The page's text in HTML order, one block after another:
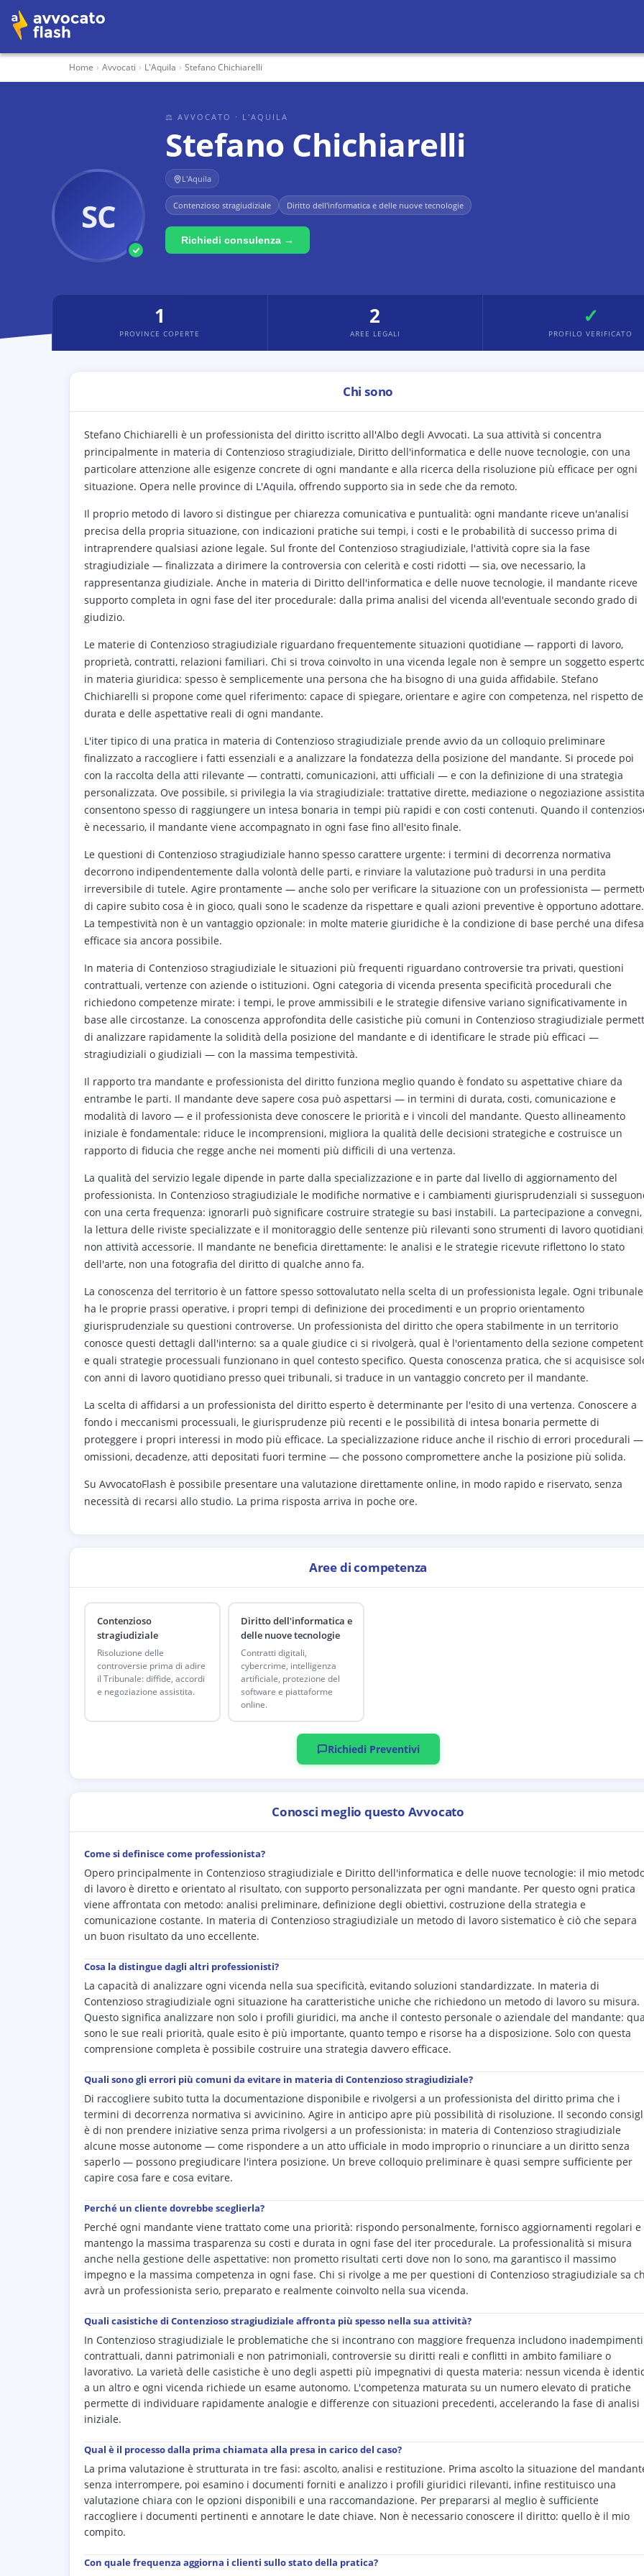
Home › Avvocati › L'Aquila › Stefano Chichiarelli
SC
⚖ AVVOCATO · L'AQUILA
Stefano Chichiarelli
L'Aquila
Contenzioso stragiudiziale Diritto dell'informatica e delle nuove tecnologie
Richiedi consulenza →
1
PROVINCE COPERTE
2
AREE LEGALI
✓
PROFILO VERIFICATO
Chi sono
Stefano Chichiarelli è un professionista del diritto iscritto all'Albo degli Avvocati. La sua attività si concentra
principalmente in materia di Contenzioso stragiudiziale, Diritto dell'informatica e delle nuove tecnologie, con una
particolare attenzione alle esigenze concrete di ogni mandante e alla ricerca della risoluzione più efficace per ogni
situazione. Opera nelle province di L'Aquila, offrendo supporto sia in sede che da remoto.
Il proprio metodo di lavoro si distingue per chiarezza comunicativa e puntualità: ogni mandante riceve un'analisi
precisa della propria situazione, con indicazioni pratiche sui tempi, i costi e le probabilità di successo prima di
intraprendere qualsiasi azione legale. Sul fronte del Contenzioso stragiudiziale, l'attività copre sia la fase
stragiudiziale — finalizzata a dirimere la controversia con celerità e costi ridotti — sia, ove necessario, la
rappresentanza giudiziale. Anche in materia di Diritto dell'informatica e delle nuove tecnologie, il mandante riceve
supporto completa in ogni fase del iter procedurale: dalla prima analisi del vicenda all'eventuale secondo grado di
giudizio.
Le materie di Contenzioso stragiudiziale riguardano frequentemente situazioni quotidiane — rapporti di lavoro,
proprietà, contratti, relazioni familiari. Chi si trova coinvolto in una vicenda legale non è sempre un soggetto
in materia giuridica: spesso è semplicemente una persona che ha bisogno di una guida affidabile. Stefano
Chichiarelli si propone come quel riferimento: capace di spiegare, orientare e agire con competenza, nel rispetto
durata e delle aspettative reali di ogni mandante.
L'iter tipico di una pratica in materia di Contenzioso stragiudiziale prende avvio da un colloquio preliminare
finalizzato a raccogliere i fatti essenziali e a analizzare la fondatezza della posizione del mandante. Si procede poi
con la raccolta della atti rilevante — contratti, comunicazioni, atti ufficiali — e con la definizione di una strategia
personalizzata. Ove possibile, si privilegia la via stragiudiziale: trattative dirette, mediazione o negoziazione assistita
consentono spesso di raggiungere un intesa bonaria in tempi più rapidi e con costi contenuti. Quando il
è necessario, il mandante viene accompagnato in ogni fase fino all'esito finale.
Le questioni di Contenzioso stragiudiziale hanno spesso carattere urgente: i termini di decorrenza normativa
decorrono indipendentemente dalla volontà delle parti, e rinviare la valutazione può tradursi in una perdita
irreversibile di tutele. Agire prontamente — anche solo per verificare la situazione con un professionista —
di capire subito cosa è in gioco, quali sono le scadenze da rispettare e quali azioni preventive è opportuno adottare.
La tempestività non è un vantaggio opzionale: in molte materie giuridiche è la condizione di base perché una difesa
efficace sia ancora possibile.
In materia di Contenzioso stragiudiziale le situazioni più frequenti riguardano controversie tra privati, questioni
contrattuali, vertenze con aziende o istituzioni. Ogni categoria di vicenda presenta specificità procedurali che
richiedono competenze mirate: i tempi, le prove ammissibili e le strategie difensive variano significativamente in
base alle circostanze. La conoscenza approfondita delle casistiche più comuni in Contenzioso stragiudiziale
di analizzare rapidamente la solidità della posizione del mandante e di identificare le strade più efficaci —
stragiudiziali o giudiziali — con la massima tempestività.
Il rapporto tra mandante e professionista del diritto funziona meglio quando è fondato su aspettative chiare da
entrambe le parti. Il mandante deve sapere cosa può aspettarsi — in termini di durata, costi, comunicazione e
modalità di lavoro — e il professionista deve conoscere le priorità e i vincoli del mandante. Questo allineamento
iniziale è fondamentale: riduce le incomprensioni, migliora la qualità delle decisioni strategiche e costruisce un
rapporto di fiducia che regge anche nei momenti più difficili di una vertenza.
La qualità del servizio legale dipende in parte dalla specializzazione e in parte dal livello di aggiornamento del
professionista. In Contenzioso stragiudiziale le modifiche normative e i cambiamenti giurisprudenziali si
con una certa frequenza: ignorarli può significare costruire strategie su basi instabili. La partecipazione a convegni,
la lettura delle riviste specializzate e il monitoraggio delle sentenze più rilevanti sono strumenti di lavoro
non attività accessorie. Il mandante ne beneficia direttamente: le analisi e le strategie ricevute riflettono lo stato
dell'arte, non una fotografia del diritto di qualche anno fa.
La conoscenza del territorio è un fattore spesso sottovalutato nella scelta di un professionista legale. Ogni tribunale
ha le proprie prassi operative, i propri tempi di definizione dei procedimenti e un proprio orientamento
giurisprudenziale su questioni controverse. Un professionista del diritto che opera stabilmente in un territorio
conosce questi dettagli dall'interno: sa a quale giudice ci si rivolgerà, qual è l'orientamento della sezione
e quali strategie processuali funzionano in quel contesto specifico. Questa conoscenza pratica, che si acquisisce
con anni di lavoro quotidiano presso quei tribunali, si traduce in un vantaggio concreto per il mandante.
La scelta di affidarsi a un professionista del diritto esperto è determinante per l'esito di una vertenza. Conoscere a
fondo i meccanismi processuali, le giurisprudenze più recenti e le possibilità di intesa bonaria permette di
proteggere i propri interessi in modo più efficace. La specializzazione riduce anche il rischio di errori procedurali —
omissioni, decadenze, atti depositati fuori termine — che possono compromettere anche la posizione più solida.
Su AvvocatoFlash è possibile presentare una valutazione direttamente online, in modo rapido e riservato, senza
necessità di recarsi allo studio. La prima risposta arriva in poche ore.
Aree di competenza
Contenzioso
stragiudiziale
Risoluzione delle
controversie prima di adire
il Tribunale: diffide, accordi
e negoziazione assistita.
Diritto dell'informatica e
delle nuove tecnologie
Contratti digitali,
cybercrime, intelligenza
artificiale, protezione del
software e piattaforme
online.
Richiedi Preventivi
Conosci meglio questo Avvocato
Come si definisce come professionista?
Opero principalmente in Contenzioso stragiudiziale e Diritto dell'informatica e delle nuove tecnologie: il mio
di lavoro è diretto e orientato al risultato, con supporto personalizzata per ogni mandante. Per questo ogni pratica
viene affrontata con metodo: analisi preliminare, definizione degli obiettivi, costruzione della strategia e
comunicazione costante. In materia di Contenzioso stragiudiziale un metodo di lavoro sistematico è ciò che separa
un buon risultato da uno eccellente.
Cosa la distingue dagli altri professionisti?
La capacità di analizzare ogni vicenda nella sua specificità, evitando soluzioni standardizzate. In materia di
Contenzioso stragiudiziale ogni situazione ha caratteristiche uniche che richiedono un metodo di lavoro su misura.
Questo significa analizzare non solo i profili giuridici, ma anche il contesto personale o aziendale del mandante:
sono le sue reali priorità, quale esito è più importante, quanto tempo e risorse ha a disposizione. Solo con questa
comprensione completa è possibile costruire una strategia davvero efficace.
Quali sono gli errori più comuni da evitare in materia di Contenzioso stragiudiziale?
Di raccogliere subito tutta la documentazione disponibile e rivolgersi a un professionista del diritto prima che i
termini di decorrenza normativa si avvicinino. Agire in anticipo apre più possibilità di risoluzione. Il secondo
è di non prendere iniziative senza prima rivolgersi a un professionista: in materia di Contenzioso stragiudiziale
alcune mosse autonome — come rispondere a un atto ufficiale in modo improprio o rinunciare a un diritto senza
saperlo — possono pregiudicare l'intera posizione. Un breve colloquio preliminare è quasi sempre sufficiente per
capire cosa fare e cosa evitare.
Perché un cliente dovrebbe sceglierla?
Perché ogni mandante viene trattato come una priorità: rispondo personalmente, fornisco aggiornamenti regolari e
mantengo la massima trasparenza su costi e durata in ogni fase del iter procedurale. La professionalità si misura
anche nella gestione delle aspettative: non prometto risultati certi dove non lo sono, ma garantisco il massimo
impegno e la massima competenza in ogni fase. Chi si rivolge a me per questioni di Contenzioso stragiudiziale sa
avrà un professionista serio, preparato e realmente coinvolto nella sua vicenda.
Quali casistiche di Contenzioso stragiudiziale affronta più spesso nella sua attività?
In Contenzioso stragiudiziale le problematiche che si incontrano con maggiore frequenza includono inadempimenti
contrattuali, danni patrimoniali e non patrimoniali, controversie su diritti reali e conflitti in ambito familiare o
lavorativo. La varietà delle casistiche è uno degli aspetti più impegnativi di questa materia: nessun vicenda è
a un altro e ogni vicenda richiede un esame autonomo. L'competenza maturata su un numero elevato di pratiche
permette di individuare rapidamente analogie e differenze con situazioni precedenti, accelerando la fase di analisi
iniziale.
Qual è il processo dalla prima chiamata alla presa in carico del caso?
La prima valutazione è strutturata in tre fasi: ascolto, analisi e restituzione. Prima ascolto la situazione del
senza interrompere, poi esamino i documenti forniti e analizzo i profili giuridici rilevanti, infine restituisco una
valutazione chiara con le opzioni disponibili e una raccomandazione. Per prepararsi al meglio è sufficiente
raccogliere i documenti pertinenti e annotare le date chiave. Non è necessario conoscere il diritto: quello è il mio
compito.
Con quale frequenza aggiorna i clienti sullo stato della pratica?